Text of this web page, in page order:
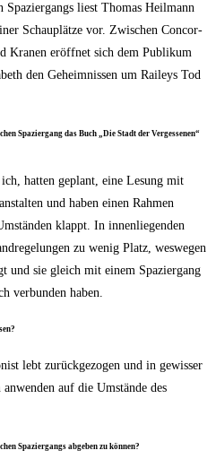
Spa­zier­gangs liest Tho­mas Heil­mann
Schau­plät­ze vor. Zwi­schen Con­cor­
Kra­nen eröff­net sich dem Publi­kum
den Geheim­nis­sen um Rai­leys Tod
Spa­zier­gang das Buch „Die Stadt der Ver­ges­se­nen“
hat­ten geplant, eine Lesung mit
und haben einen Rah­men
klappt. In innen­lie­gen­den
zu wenig Platz, wes­we­gen
und sie gleich mit einem Spa­zier­gang
ver­bun­den haben.
lebt zurück­ge­zo­gen und in gewis­ser
auf die Umstän­de des
Spa­zier­gangs abge­ben zu können?